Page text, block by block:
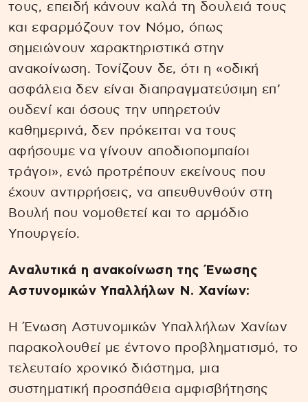
τους, επειδή κάνουν καλά τη δουλειά τους
και εφαρμόζουν τον Νόμο, όπως
σημειώνουν χαρακτηριστικά στην
ανακοίνωση. Τονίζουν δε, ότι η «οδική
ασφάλεια δεν είναι διαπραγματεύσιμη επ’
ουδενί και όσους την υπηρετούν
καθημερινά, δεν πρόκειται να τους
αφήσουμε να γίνουν αποδιοπομπαίοι
τράγοι», ενώ προτρέπουν εκείνους που
έχουν αντιρρήσεις, να απευθυνθούν στη
Βουλή που νομοθετεί και το αρμόδιο
Υπουργείο.
Αναλυτικά η ανακοίνωση της Ένωσης
Αστυνομικών Υπαλλήλων Ν. Χανίων:
Η Ένωση Αστυνομικών Υπαλλήλων Χανίων
παρακολουθεί με έντονο προβληματισμό, το
τελευταίο χρονικό διάστημα, μια
συστηματική προσπάθεια αμφισβήτησης